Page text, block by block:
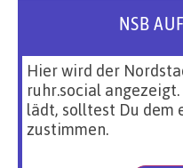
NSB
Hier wird der
ruhr.social
lädt, solltest Du dem
zustimmen.